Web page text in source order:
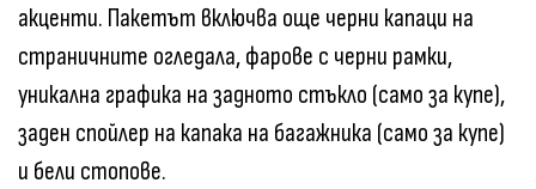
акценти. Пакетът включва още черни капаци на
страничните огледала, фарове с черни рамки,
уникална графика на задното стъкло (само за купе),
заден спойлер на капака на багажника (само за купе)
и бели стопове.